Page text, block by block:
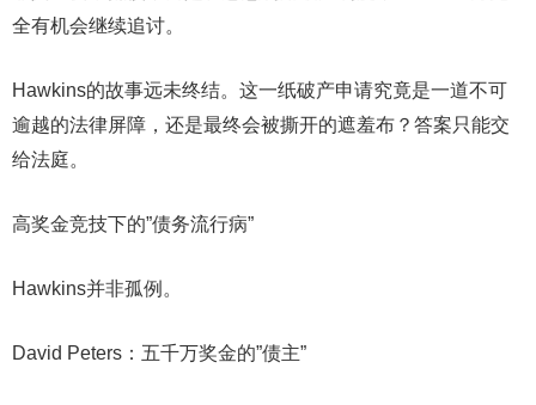
全有机会继续追讨。
Hawkins的故事远未终结。这一纸破产申请究竟是一道不可
逾越的法律屏障，还是最终会被撕开的遮羞布？答案只能交
给法庭。
高奖金竞技下的”债务流行病”
Hawkins并非孤例。
David Peters：五千万奖金的”债主”